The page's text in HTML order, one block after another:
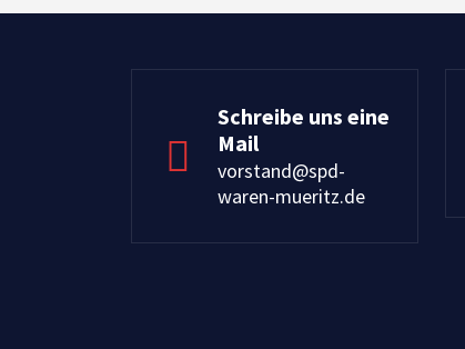
Schreibe uns eine
Mail
vorstand@spd-
waren-mueritz.de